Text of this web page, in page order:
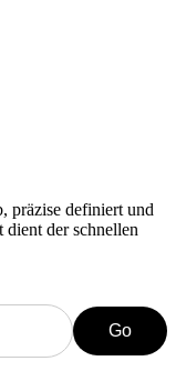
präzise definiert und
dient der schnellen
Go